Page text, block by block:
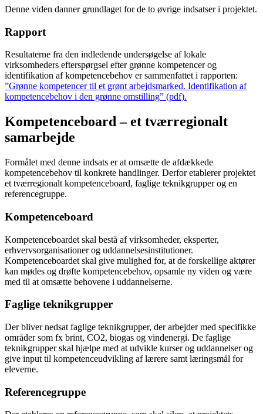
Denne viden danner grundlaget for de to øvrige indsatser i projektet.
Rapport
Resultaterne fra den indledende undersøgelse af lokale
virksomheders efterspørgsel efter grønne kompetencer og
identifikation af kompetencebehov er sammenfattet i rapporten:
”Grønne kompetencer til et grønt arbejdsmarked. Identifikation af
kompetencebehov i den grønne omstilling” (pdf).
Kompetenceboard – et tværregionalt
samarbejde
Formålet med denne indsats er at omsætte de afdækkede
kompetencebehov til konkrete handlinger. Derfor etablerer projektet
et tværregionalt kompetenceboard, faglige teknikgrupper og en
referencegruppe.
Kompetenceboard
Kompetenceboardet skal bestå af virksomheder, eksperter,
erhvervsorganisationer og uddannelsesinstitutioner.
Kompetenceboardet skal give mulighed for, at de forskellige aktører
kan mødes og drøfte kompetencebehov, opsamle ny viden og være
med til at omsætte behovene i uddannelserne.
Faglige teknikgrupper
Der bliver nedsat faglige teknikgrupper, der arbejder med specifikke
områder som fx brint, CO2, biogas og vindenergi. De faglige
teknikgrupper skal hjælpe med at udvikle kurser og uddannelser og
give input til kompetenceudvikling af lærere samt læringsmål for
eleverne.
Referencegruppe